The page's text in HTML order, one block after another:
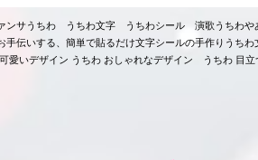
サうちわ うちわ文字 うちわシール 演歌うちわや
伝いする、簡単で貼るだけ文字シールの手作りうち
いデザイン うちわ おしゃれなデザイン うちわ